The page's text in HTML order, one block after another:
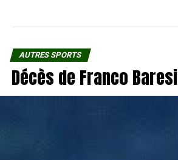
AUTRES SPORTS
Décès de Franco Baresi